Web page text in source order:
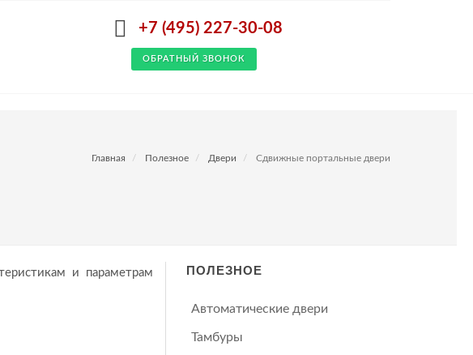
+7 (495) 227-30-08
ОБРАТНЫЙ ЗВОНОК
Главная Полезное Двери Сдвижные портальные двери
и параметрам
ПОЛЕЗНОЕ
Автоматические двери
Тамбуры